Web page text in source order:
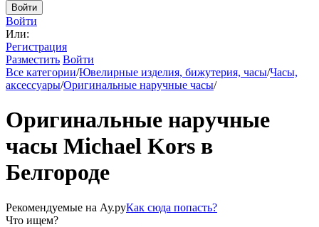
Войти
Войти
Или:
Регистрация
Разместить Войти
Все категории/Ювелирные изделия, бижутерия, часы/Часы,
аксессуары/Оригинальные наручные часы/
Оригинальные наручные
часы Michael Kors в
Белгороде
Рекомендуемые на Ау.руКак сюда попасть?
Что ищем?